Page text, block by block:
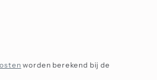
worden berekend bij de